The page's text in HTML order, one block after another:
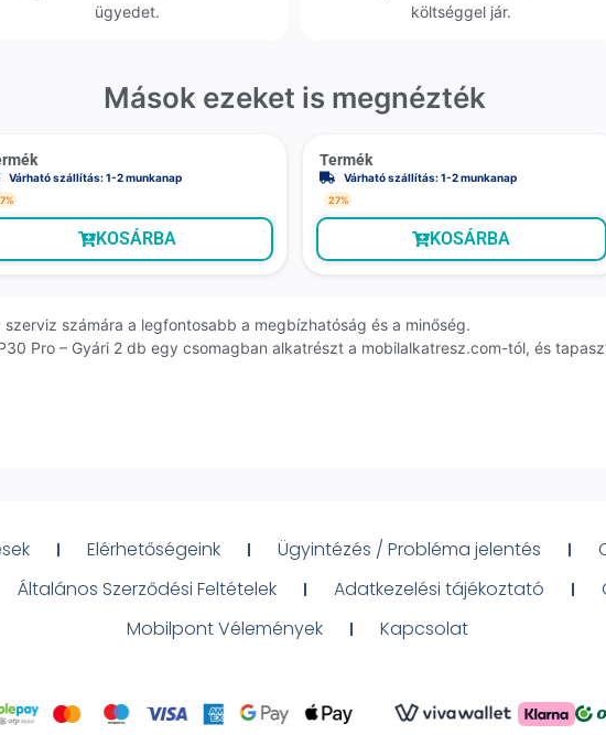
ügyedet.
költséggel jár.
Mások ezeket is megnézték
Várható szállítás: 1-2 munkanap
KOSÁRBA
Termék
Várható szállítás: 1-2 munkanap
27%
KOSÁRBA
számára a legfontosabb a megbízhatóság és a minőség.
Pro – Gyári 2 db egy csomagban alkatrészt a mobilalkatresz.com-tól, és
Elérhetőségeink Ügyintézés / Probléma jelentés
Általános Szerződési Feltételek Adatkezelési tájékoztató
Mobilpont Vélemények
Kapcsolat